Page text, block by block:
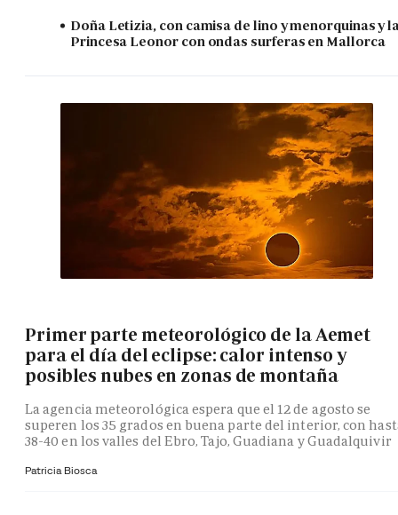
Doña Letizia, con camisa de lino y menorquinas y
Princesa Leonor con ondas surferas en Mallorca
Primer parte meteorológico de la Aemet
para el día del eclipse: calor intenso y
posibles nubes en zonas de montaña
La agencia meteorológica espera que el 12 de agosto se
superen los 35 grados en buena parte del interior, con
38-40 en los valles del Ebro, Tajo, Guadiana y Guadalquivir
Patricia Biosca